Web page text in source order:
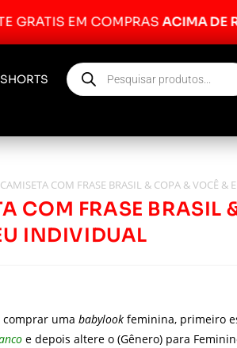
EM COMPRASACIMA DE R$
SHORTS
CAMISETA COM FRASE BRASIL & COPA & VOCÊ &
COM FRASE BRASIL
INDIVIDUAL
comprar uma babylook feminina, primeiro
e depois altere o (Gênero) para